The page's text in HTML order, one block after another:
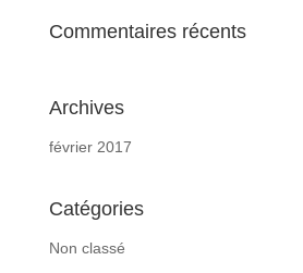
Commentaires récents
Archives
février 2017
Catégories
Non classé